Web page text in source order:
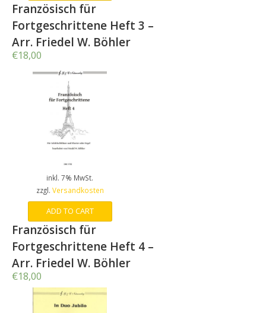
Französisch für
Fortgeschrittene Heft 3 –
Arr. Friedel W. Böhler
€18,00
inkl. 7% MwSt.
zzgl. Versandkosten
ADD TO CART
Französisch für
Fortgeschrittene Heft 4 –
Arr. Friedel W. Böhler
€18,00